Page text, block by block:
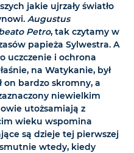
jakie ujrzały światło
Augustus
Petro, tak czytamy w
papieża Sylwestra. A
uczczenie i ochrona
na Watykanie, był
on bardzo skromny, a
niewielkim
utożsamiają z
wieku wspomina
są dzieje tej pierwszej
wtedy, kiedy